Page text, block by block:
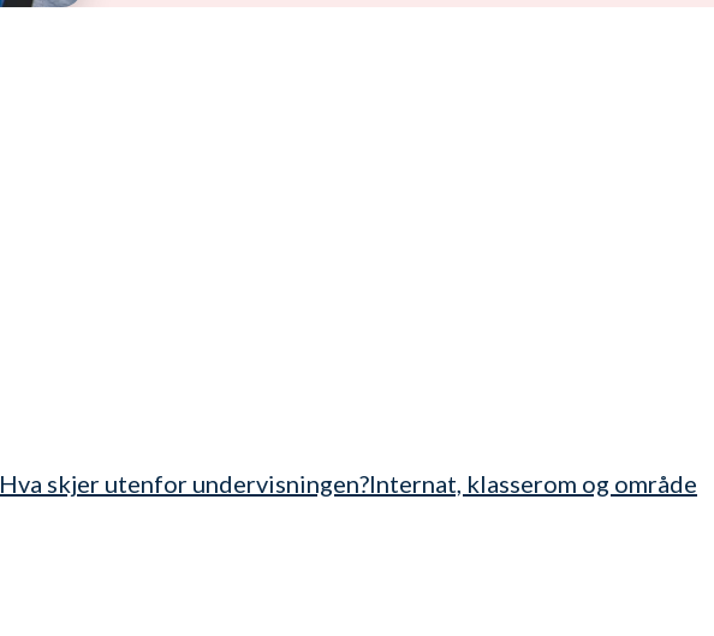
Hva skjer utenfor undervisningen?Internat, klasserom og område